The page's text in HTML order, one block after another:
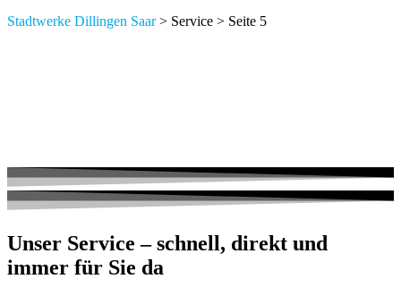
Stadtwerke Dillingen Saar> Service > Seite 5
Unser Service – schnell, direkt und
immer für Sie da